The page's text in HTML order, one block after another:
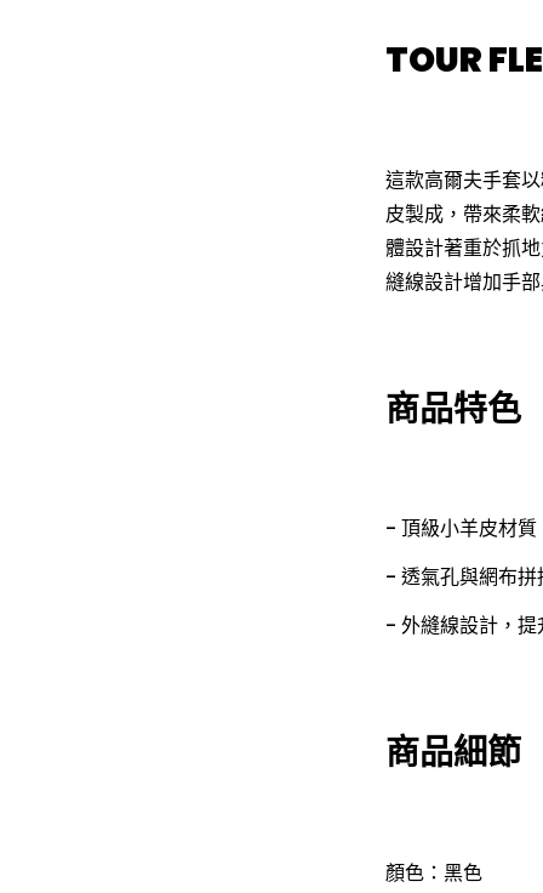
TOUR
這款高爾夫手套
皮製成，帶來柔
體設計著重於抓
縫線設計增加手
商品特色
- 頂級小羊皮材
- 透氣孔與網布
- 外縫線設計，
商品細節
顏色：黑色